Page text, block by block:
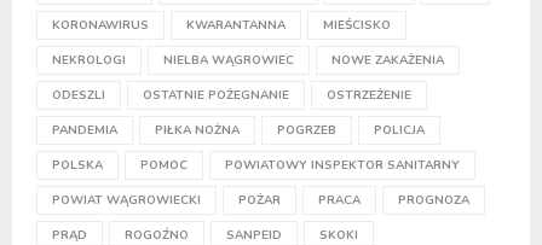
KORONAWIRUS KWARANTANNA MIEŚCISKO
NEKROLOGI NIELBA WĄGROWIEC NOWE ZAKAŻENIA
ODESZLI OSTATNIE POŻEGNANIE OSTRZEŻENIE
PANDEMIA PIŁKA NOŻNA POGRZEB POLICJA
POLSKA POMOC POWIATOWY INSPEKTOR SANITARNY
POWIAT WĄGROWIECKI POŻAR PRACA PROGNOZA
PRĄD ROGOŹNO SANPEID SKOKI